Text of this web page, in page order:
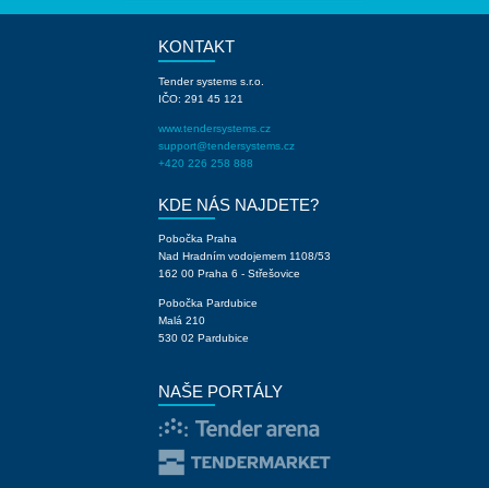
KONTAKT
Tender systems s.r.o.
IČO: 291 45 121
www.tendersystems.cz
support@tendersystems.cz
+420 226 258 888
KDE NÁS NAJDETE?
Pobočka Praha
Nad Hradním vodojemem 1108/53
162 00 Praha 6 - Střešovice
Pobočka Pardubice
Malá 210
530 02 Pardubice
NAŠE PORTÁLY